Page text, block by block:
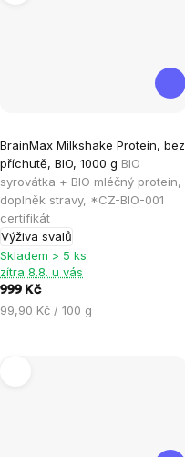
BrainMax Milkshake Protein, bez
příchutě, BIO, 1000 g BIO
syrovátka + BIO mléčný protein,
doplněk stravy, *CZ-BIO-001
certifikát
Výživa svalů
hodnocení
produktu
je
5,0
z
5
hvězdiček.
Skladem > 5 ks
zítra 8.8. u vás
999 Kč
Měrná
99,90 Kč / 100 g